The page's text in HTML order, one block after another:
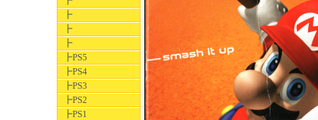
┣
┣
┣
┣PS5
┣PS4
┣PS3
┣PS2
┣PS1